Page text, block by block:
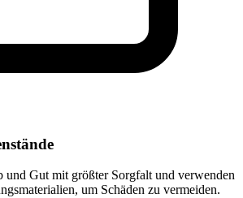
und Gut mit größter Sorgfalt und verwenden
um Schäden zu vermeiden.